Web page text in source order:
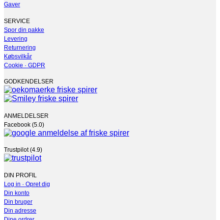
Mulighederne
vælges
på
varesiden
Gaver
SERVICE
Spor din pakke
Levering
Returnering
Købsvilkår
Cookie · GDPR
GODKENDELSER
ANMELDELSER
Facebook (5.0)
Trustpilot (4.9)
DIN PROFIL
Log in · Opret dig
Din konto
Din bruger
Din adresse